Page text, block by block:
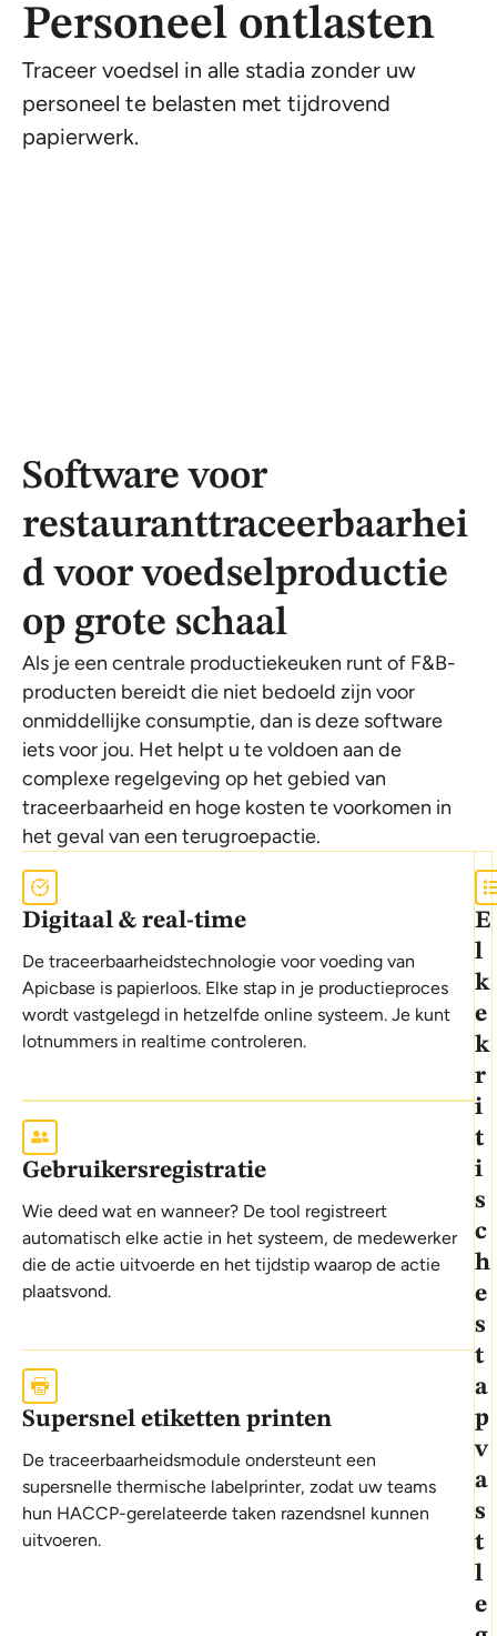
Personeel ontlasten
Traceer voedsel in alle stadia zonder uw
personeel te belasten met tijdrovend
papierwerk.
Software voor
restauranttraceerbaarhei
d voor voedselproductie
op grote schaal
Als je een centrale productiekeuken runt of F&B-
producten bereidt die niet bedoeld zijn voor
onmiddellijke consumptie, dan is deze software
iets voor jou. Het helpt u te voldoen aan de
complexe regelgeving op het gebied van
traceerbaarheid en hoge kosten te voorkomen in
het geval van een terugroepactie.
Digitaal & real-time
De traceerbaarheidstechnologie voor voeding van
Apicbase is papierloos. Elke stap in je productieproces
wordt vastgelegd in hetzelfde online systeem. Je kunt
lotnummers in realtime controleren.
Gebruikersregistratie
Wie deed wat en wanneer? De tool registreert
automatisch elke actie in het systeem, de medewerker
die de actie uitvoerde en het tijdstip waarop de actie
plaatsvond.
Supersnel etiketten printen
De traceerbaarheidsmodule ondersteunt een
supersnelle thermische labelprinter, zodat uw teams
hun HACCP-gerelateerde taken razendsnel kunnen
uitvoeren.
E
l
k
e
k
r
i
t
i
s
c
h
e
s
t
a
p
v
a
s
t
l
e